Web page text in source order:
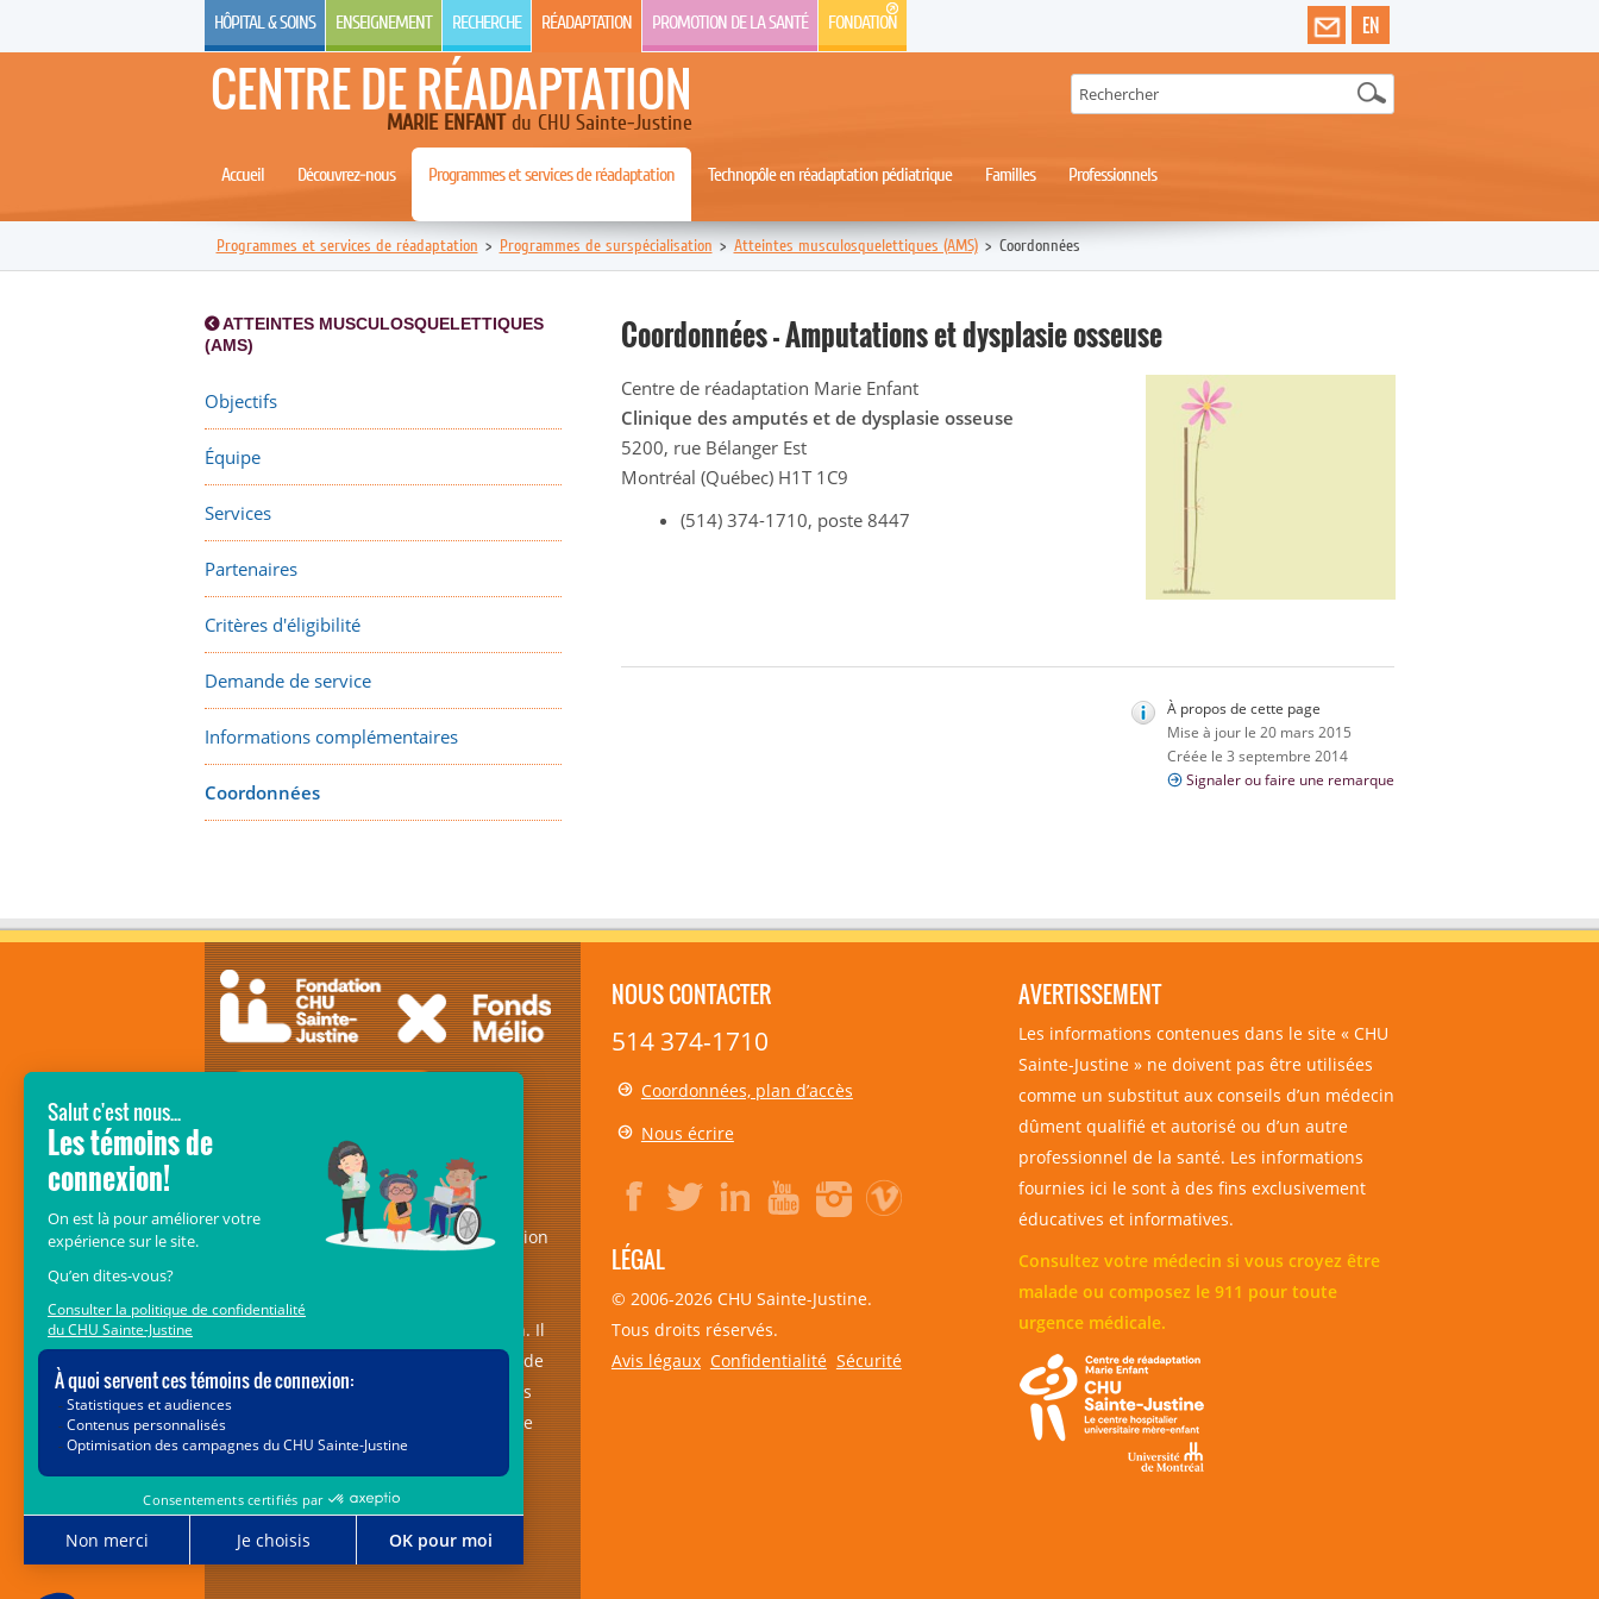
EN
HÔPITAL & SOINS ENSEIGNEMENT RECHERCHE RÉADAPTATION PROMOTION DE LA SANTÉ FONDATION
CENTRE DE RÉADAPTATION
MARIE ENFANTdu CHU Sainte-Justine
Accueil Découvrez-nous Programmes et services de réadaptation Technopôle en réadaptation pédiatrique Familles Professionnels
Programmes et services de réadaptation > Programmes de surspécialisation > Atteintes musculosquelettiques (AMS) > Coordonnées
ATTEINTES MUSCULOSQUELETTIQUES
(AMS)
Objectifs
Équipe
Services
Partenaires
Critères d'éligibilité
Demande de service
Informations complémentaires
Coordonnées
Coordonnées - Amputations et dysplasie osseuse
Centre de réadaptation Marie Enfant
Clinique des amputés et de dysplasie osseuse
5200, rue Bélanger Est
Montréal (Québec) H1T 1C9
(514) 374-1710, poste 8447
À propos de cette page
Mise à jour le 20 mars 2015
Créée le 3 septembre 2014
Signaler ou faire une remarque
SOUTENEZ LES ENFANTS DU CRME
Fonds Mélio de la Fondation CHU
Sainte-Justine– anciennement Fondation
déploiement du pôle des maladies
musculosquelettiques et réadaptation. Il
est voué à l’amélioration de la qualité de
vie et de l’autonomie des 5 000 enfants
suivis au Centre de réadaptation Marie
Enfant et vivant avec une déficience
motrice ou de langage.
514 723-8950
NOUS CONTACTER
514 374-1710
Coordonnées, plan d’accès
Nous écrire
LÉGAL
© 2006-2026CHU Sainte-Justine.
Tous droits réservés.
Avis légaux Confidentialité Sécurité
AVERTISSEMENT
Les informations contenues dans le site « CHU
Sainte-Justine » ne doivent pas être utilisées
comme un substitut aux conseils d’un médecin
dûment qualifié et autorisé ou d’un autre
professionnel de la santé. Les informations
fournies ici le sont à des fins exclusivement
éducatives et informatives.
Consultez votre médecin si vous croyez être
malade ou composez le 911 pour toute
urgence médicale.